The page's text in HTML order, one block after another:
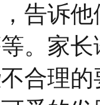
告诉
。家
合理